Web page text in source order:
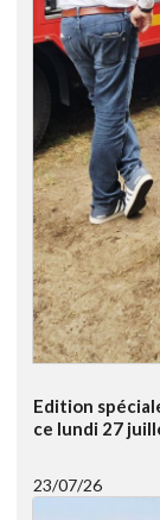
Edition
ce lundi 27
23/07/26